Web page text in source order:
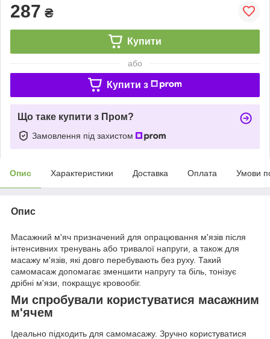
287 ₴
Купити
або
Купити з
Що таке купити з Пром?
Замовлення під захистом
Опис Характеристики Доставка Оплата Умови
Опис
Масажний м'яч призначений для опрацювання м'язів після
інтенсивних тренувань або тривалої напруги, а також для
масажу м'язів, які довго перебувають без руху. Такий
самомасаж допомагає зменшити напругу та біль, тонізує
дрібні м'язи, покращує кровообіг.
Ми спробували користуватися масажним
м'ячем
Ідеально підходить для самомасажу. Зручно користуватися